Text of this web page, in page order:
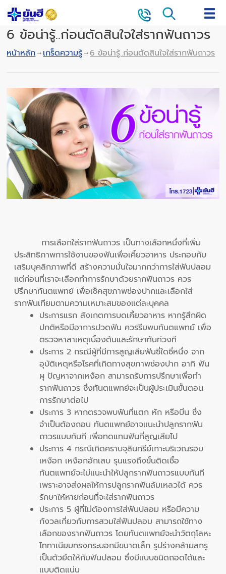
6 ข้อน่ารู้..ก่อนตัดสินใจใส่รากฟันถาวร
หน้าหลัก เกร็ดความรู้ 6 ข้อน่ารู้..ก่อนตัดสินใจใส่รากฟันถาวร
การเลือกใส่รากฟันถาวร เป็นทางเลือกหนึ่งที่เพิ่ม
ประสิทธิภาพการใช้งานของฟันเพื่อเคี้ยวอาหาร ประกอบกับ
เสริมบุคลิกภาพที่ดี สร้างความมั่นใจมากกว่าการใส่ฟันปลอม
แต่ก่อนที่เราจะเลือกทำการรักษาด้วยรากฟันถาวร ควร
ปรึกษาทันตแพทย์ เพื่อเช็คสุขภาพช่องปากและเลือกใส่
รากฟันเทียมตามความเหมาะสมของแต่ละบุคคล
ประการแรก สังเกตการบดเคี้ยวอาหาร หากรู้สึกผิด
ปกติหรือมีอาการปวดฟัน ควรรีบพบทันตแพทย์ เพื่อ
ตรวจหาสาเหตุเบื้องต้นและรักษาทันท่วงที
ประการ 2 กรณีผู้ที่มีการสูญเสียฟันซี่ใดซี่หนึ่ง จาก
อุบัติเหตุหรือโรคที่เกิดทางสุขภาพช่องปาก อาทิ ฟัน
ผุ ปัญหาจากเหงือก สามารถรับการปรึกษาเพื่อทำ
รากฟันถาวร ซึ่งทันตแพทย์จะเป็นผู้ประเมินขั้นตอน
การรักษาต่อไป
ประการ 3 หากตรวจพบฟันที่แตก หัก หรือบิ่น ซึ่ง
จำเป็นต้องถอน ทันตแพทย์อาจแนะนำปลูกรากฟัน
ถาวรแบบทันที เพื่อทดแทนฟันที่สูญเสียไป
ประการ 4 กรณีเกิดคราบจุลินทรีย์เกาะบริเวณรอบ
เหงือก เหงือกอักเสบ รุนแรงถึงขั้นติดเชื้อ
ทันตแพทย์จะไม่แนะนำให้ปลูกรากฟันถาวรแบบทันที
เพราะอาจส่งผลให้การปลูกรากฟันล้มเหลวได้ ควร
รักษาให้หายก่อนที่จะใส่รากฟันถาวร
ประการ 5 ผู้ที่ไม่ต้องการใส่ฟันปลอม หรือมีความ
กังวลเกี่ยวกับการสวมใส่ฟันปลอม สามารถใช้ทาง
เลือกของรากฟันถาวร โดยทันตแพทย์จะนำวัตถุโลหะ
ไททาเนียมทรงกระบอกมีขนาดเล็ก รูปร่างคล้ายสกรู
เป็นตัวยึดให้กับฟันปลอม ซึ่งมีแบบชนิดถอดได้และ
แบบติดแน่น